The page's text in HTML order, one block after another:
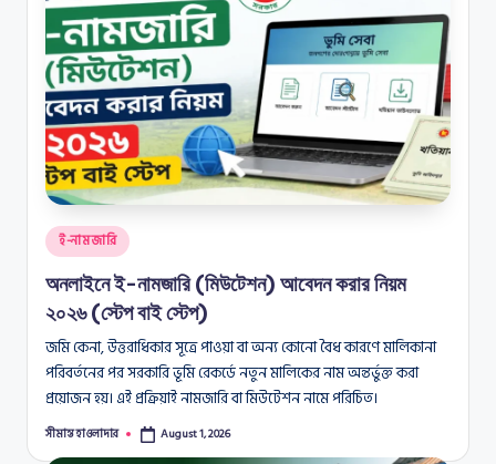
Posted
in
ই-নামজারি
অনলাইনে ই-নামজারি (মিউটেশন) আবেদন করার নিয়ম
২০২৬ (স্টেপ বাই স্টেপ)
জমি কেনা, উত্তরাধিকার সূত্রে পাওয়া বা অন্য কোনো বৈধ কারণে মালিকানা
পরিবর্তনের পর সরকারি ভূমি রেকর্ডে নতুন মালিকের নাম অন্তর্ভুক্ত করা
প্রয়োজন হয়। এই প্রক্রিয়াই নামজারি বা মিউটেশন নামে পরিচিত।
Posted
সীমান্ত হাওলাদার August 1, 2026